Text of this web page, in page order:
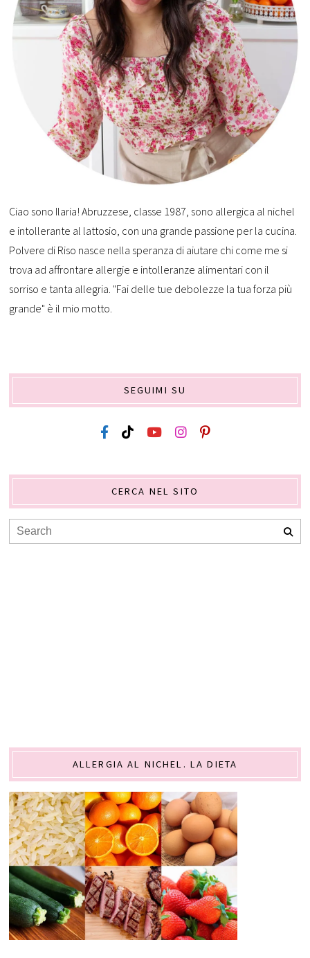
Ciao sono Ilaria! Abruzzese, classe 1987, sono allergica al nichel
e intollerante al lattosio, con una grande passione per la cucina.
Polvere di Riso nasce nella speranza di aiutare chi come me si
trova ad affrontare allergie e intolleranze alimentari con il
sorriso e tanta allegria. "Fai delle tue debolezze la tua forza più
grande" è il mio motto.
SEGUIMI SU
CERCA NEL SITO
ALLERGIA AL NICHEL. LA DIETA